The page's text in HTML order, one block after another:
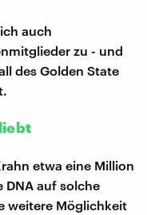
auch
zu - und
des Golden State
etwa eine Million
DNA auf solche
weitere Möglichkeit